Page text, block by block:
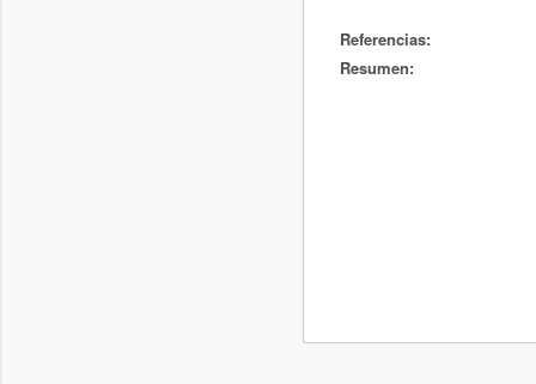
Referencias:
Resumen: